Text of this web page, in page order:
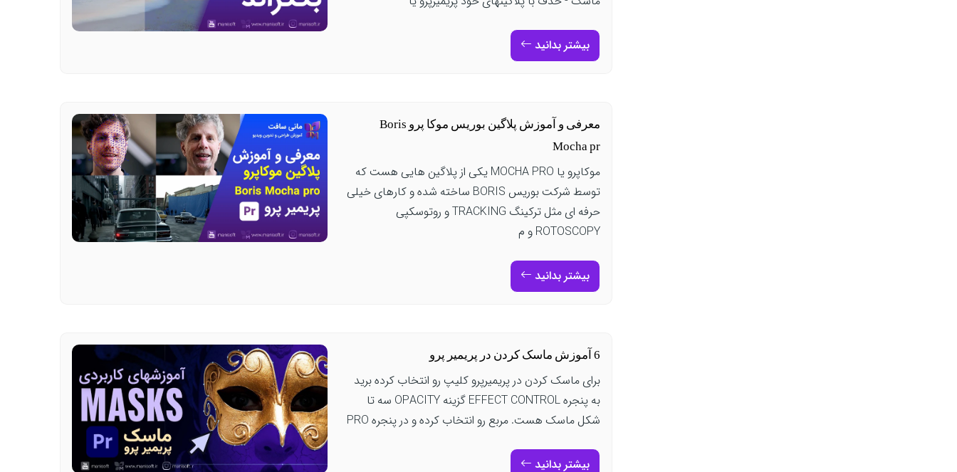
بیشتر بدانید
معرفی و آموزش پلاگین بوریس موکا پرو Boris
Mocha pr
موکاپرو یا MOCHA PRO یکی از پلاگین هایی هست که
توسط شرکت بوریس BORIS ساخته شده و کارهای خیلی
حرفه ای مثل ترکینگ TRACKING و روتوسکپی
ROTOSCOPY و م
بیشتر بدانید
6 آموزش ماسک کردن در پریمیر پرو
برای ماسک کردن در پریمیرپرو کلیپ رو انتخاب کرده برید
به پنجره EFFECT CONTROL گزینه OPACITY سه تا
شکل ماسک هست. مربع رو انتخاب کرده و در پنجره PRO
بیشتر بدانید